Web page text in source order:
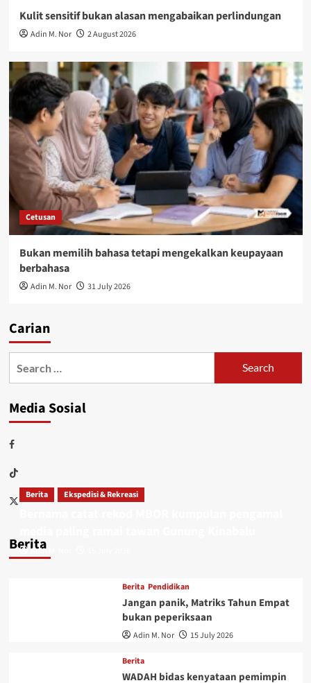
Kulit sensitif bukan alasan mengabaikan perlindungan
Adin M. Nor 2 August 2026
Cetusan
Bukan memilih bahasa tetapi mengekalkan keupayaan
berbahasa
Adin M. Nor 31 July 2026
Carian
Media Sosial
Berita
Berita Ekspedisi & Rekreasi
Adin M. Nor
Berita Pendidikan
Jangan panik, Matriks Tahun Empat
bukan peperiksaan
Adin M. Nor 15 July 2026
Berita
WADAH bidas kenyataan pemimpin